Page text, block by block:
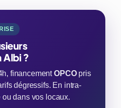
Albi ?
financementOPCOpris
dégressifs. En intra-
dans vos locaux.